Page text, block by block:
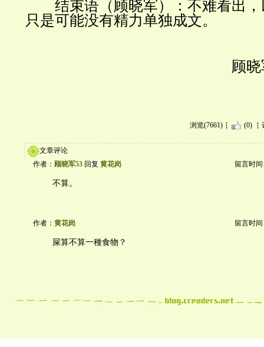
结束语（顾晓军）：不难看出，
只是可能没有精力单独成文。
顾晓
浏览(7661) (0)
文章评论
作者： 顾晓军53 回复 黄花岗 留言时间
不算。
作者： 黄花岗 留言时间
屎算不算一種食物？